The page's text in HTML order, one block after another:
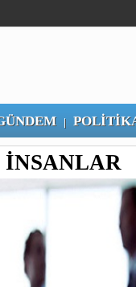
|
İNSANLAR